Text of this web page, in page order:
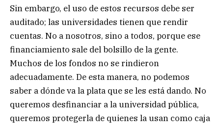
Sin embargo, el uso de estos recursos debe ser
auditado; las universidades tienen que rendir
cuentas. No a nosotros, sino a todos, porque ese
financiamiento sale del bolsillo de la gente.
Muchos de los fondos no se rindieron
adecuadamente. De esta manera, no podemos
saber a dónde va la plata que se les está dando. No
queremos desfinanciar a la universidad pública,
queremos protegerla de quienes la usan como caja